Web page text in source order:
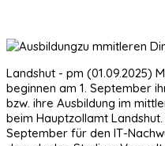
Landshut - pm (01.09.2025)
beginnen am 1. September
bzw. ihre Ausbildung im
beim Hauptzollamt
September für den IT-